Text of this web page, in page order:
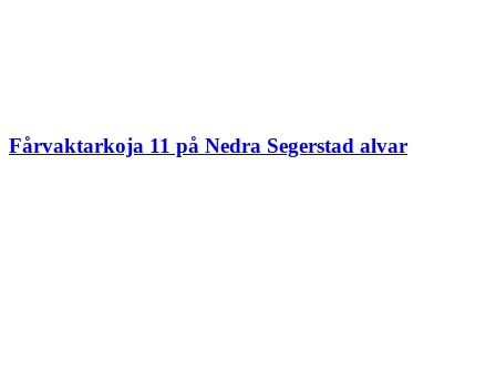
Fårvaktarkoja 11 på Nedra Segerstad alvar